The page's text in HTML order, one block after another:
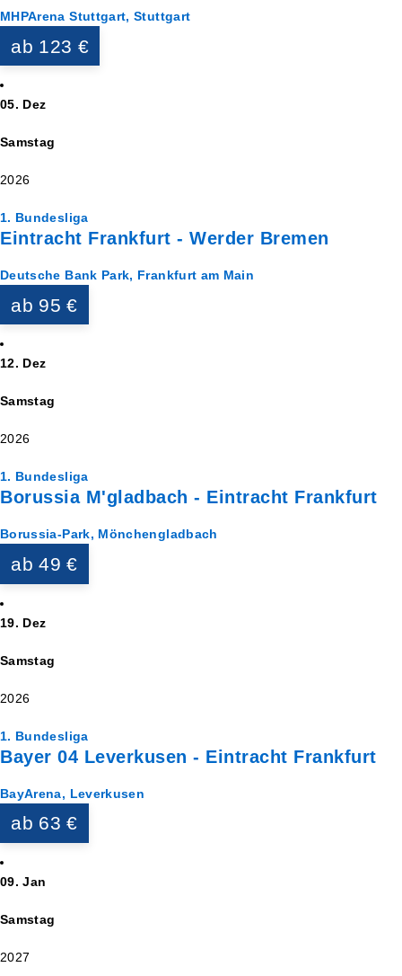
MHPArena Stuttgart, Stuttgart
ab 123 €
05. Dez
Samstag
2026
1. Bundesliga
Eintracht Frankfurt - Werder Bremen
Deutsche Bank Park, Frankfurt am Main
ab 95 €
12. Dez
Samstag
2026
1. Bundesliga
Borussia M'gladbach - Eintracht Frankfurt
Borussia-Park, Mönchengladbach
ab 49 €
19. Dez
Samstag
2026
1. Bundesliga
Bayer 04 Leverkusen - Eintracht Frankfurt
BayArena, Leverkusen
ab 63 €
09. Jan
Samstag
2027